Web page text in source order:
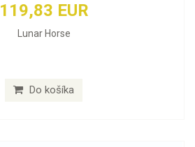
119,83 EUR
Lunar Horse
Do košíka